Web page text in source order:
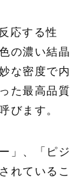
応する性
の濃い結晶
な密度で内
た最高品質
びます。
」、「ピジ
れているこ